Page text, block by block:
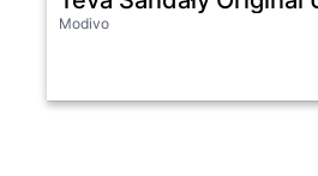
Modivo